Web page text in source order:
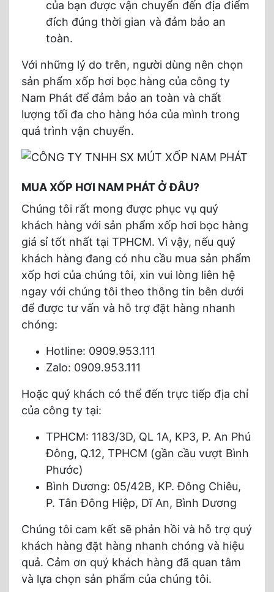
của bạn được vận chuyển đến địa điểm
đích đúng thời gian và đảm bảo an
toàn.
Với những lý do trên, người dùng nên chọn
sản phẩm xốp hơi bọc hàng của công ty
Nam Phát để đảm bảo an toàn và chất
lượng tối đa cho hàng hóa của mình trong
quá trình vận chuyển.
MUA XỐP HƠI NAM PHÁT Ở ĐÂU?
Chúng tôi rất mong được phục vụ quý
khách hàng với sản phẩm xốp hơi bọc hàng
giá sỉ tốt nhất tại TPHCM. Vì vậy, nếu quý
khách hàng đang có nhu cầu mua sản phẩm
xốp hơi của chúng tôi, xin vui lòng liên hệ
ngay với chúng tôi theo thông tin bên dưới
để được tư vấn và hỗ trợ đặt hàng nhanh
chóng:
Hotline: 0909.953.111
Zalo: 0909.953.111
Hoặc quý khách có thể đến trực tiếp địa chỉ
của công ty tại:
TPHCM: 1183/3D, QL 1A, KP3, P. An Phú
Đông, Q.12, TPHCM (gần cầu vượt Bình
Phước)
Bình Dương: 05/42B, KP. Đông Chiêu,
P. Tân Đông Hiệp, Dĩ An, Bình Dương
Chúng tôi cam kết sẽ phản hồi và hỗ trợ quý
khách hàng đặt hàng nhanh chóng và hiệu
quả. Cảm ơn quý khách hàng đã quan tâm
và lựa chọn sản phẩm của chúng tôi.